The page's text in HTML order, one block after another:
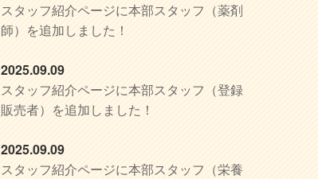
スタッフ紹介ページに本部スタッフ（薬剤
師）を追加しました！
2025.09.09
スタッフ紹介ページに本部スタッフ（登録
販売者）を追加しました！
2025.09.09
スタッフ紹介ページに本部スタッフ（栄養